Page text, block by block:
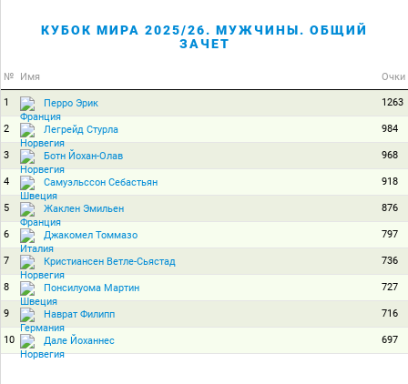
КУБОК МИРА 2025/26. МУЖЧИНЫ. ОБЩИЙ
ЗАЧЕТ
№ Имя Очки
1 Перро Эрик 1263
2 Легрейд Стурла 984
3 Ботн Йохан-Олав 968
4 Самуэльссон Себастьян 918
5 Жаклен Эмильен 876
6 Джакомел Томмазо 797
7 Кристиансен Ветле-Сьястад 736
8 Понсилуома Мартин 727
9 Наврат Филипп 716
10 Дале Йоханнес 697